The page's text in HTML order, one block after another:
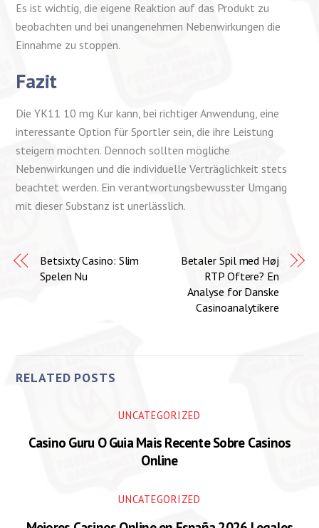
Es ist wichtig, die eigene Reaktion auf das Produkt zu
beobachten und bei unangenehmen Nebenwirkungen die
Einnahme zu stoppen.
Fazit
Die YK11 10 mg Kur kann, bei richtiger Anwendung, eine
interessante Option für Sportler sein, die ihre Leistung
steigern möchten. Dennoch sollten mögliche
Nebenwirkungen und die individuelle Verträglichkeit stets
beachtet werden. Ein verantwortungsbewusster Umgang
mit dieser Substanz ist unerlässlich.
Betsixty Casino: Slim
Spelen Nu
Betaler Spil med Høj
RTP Oftere? En
Analyse for Danske
Casinoanalytikere
RELATED POSTS
UNCATEGORIZED
Casino Guru O Guia Mais Recente Sobre Casinos
Online
UNCATEGORIZED